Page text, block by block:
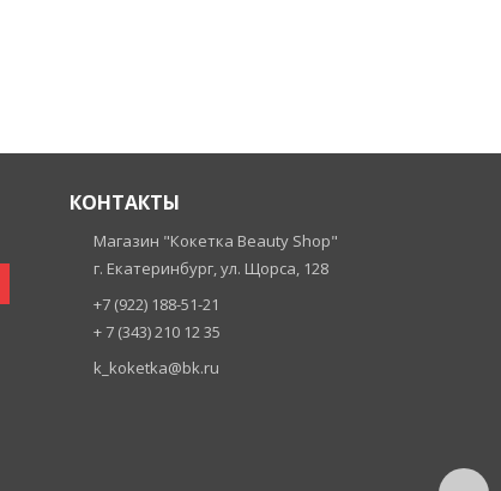
КОНТАКТЫ
Магазин "Кокетка Beauty Shop"
г. Екатеринбург, ул. Щорса, 128
+7 (922) 188-51-21
+ 7 (343) 210 12 35
k_koketka@bk.ru